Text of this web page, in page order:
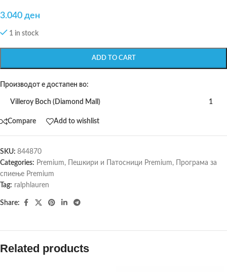
3.040 ден
1 in stock
ADD TO CART
Производот е достапен во:
Villeroy Boch (Diamond Mall) 1
Compare Add to wishlist
SKU: 844870
Categories: Premium, Пешкири и Патосници Premium,
Програма за
спиење Premium
Tag: ralphlauren
Share:
Related products